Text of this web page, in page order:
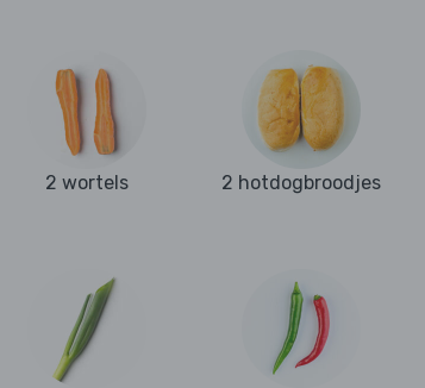
2 wortels 2 hotdogbroodjes